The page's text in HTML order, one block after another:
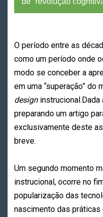
O período entre as
como um período onde
modo se conceber a
em uma “superação” do
designinstrucional.Dada
preparando um artigo
exclusivamente deste
breve.
Um segundo momento
instrucional, ocorre no
popularização das
nascimento das